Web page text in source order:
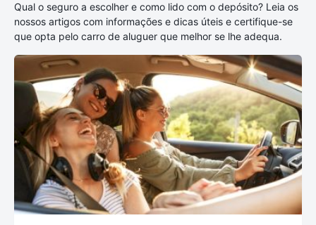
Qual o seguro a escolher e como lido com o depósito? Leia os
nossos artigos com informações e dicas úteis e certifique-se
que opta pelo carro de aluguer que melhor se lhe adequa.